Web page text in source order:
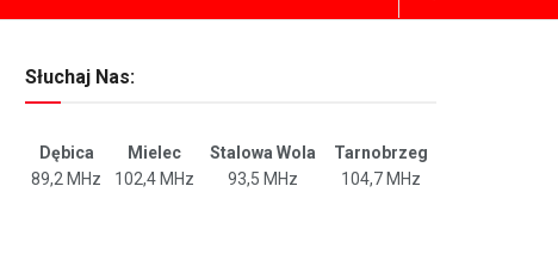
Słuchaj Nas:
Dębica Mielec Stalowa Wola
Tarnobrzeg
89,2 MHz
102,4 MHz 93,5 MHz 104,7 MHz